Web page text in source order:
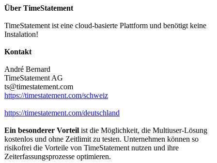
Über TimeStatement
TimeStatement ist eine cloud-basierte Plattform und benötigt keine
Instalation!
Kontakt
André Bernard
TimeStatement AG
ts@timestatement.com
https://timestatement.com/schweiz
https://timestatement.com/deutschland
Ein besonderer Vorteil ist die Möglichkeit, die Multiuser-Lösung
kostenlos und ohne Zeitlimit zu testen. Unternehmen können so
risikofrei die Vorteile von TimeStatement nutzen und ihre
Zeiterfassungsprozesse optimieren.